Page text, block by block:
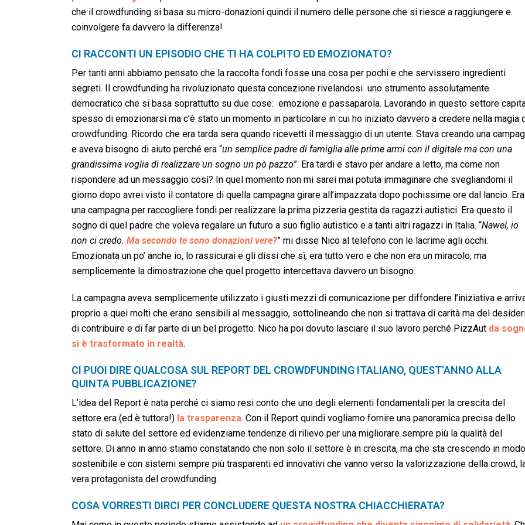
che il crowdfunding si basa su micro-donazioni quindi il numero delle persone che si riesce a raggiungere e
coinvolgere fa davvero la differenza!
CI RACCONTI UN EPISODIO CHE TI HA COLPITO ED EMOZIONATO?
Per tanti anni abbiamo pensato che la raccolta fondi fosse una cosa per pochi e che servissero ingredienti
segreti. Il crowdfunding ha rivoluzionato questa concezione rivelandosi uno strumento assolutamente
democratico che si basa soprattutto su due cose: emozione e passaparola. Lavorando in questo settore
spesso di emozionarsi ma c’è stato un momento in particolare in cui ho iniziato davvero a credere nella magia
crowdfunding. Ricordo che era tarda sera quando ricevetti il messaggio di un utente. Stava creando una
e aveva bisogno di aiuto perché era “un semplice padre di famiglia alle prime armi con il digitale ma con una
grandissima voglia di realizzare un sogno un pò pazzo”. Era tardi e stavo per andare a letto, ma come non
rispondere ad un messaggio così? In quel momento non mi sarei mai potuta immaginare che svegliandomi il
giorno dopo avrei visto il contatore di quella campagna girare all’impazzata dopo pochissime ore dal lancio. Era
una campagna per raccogliere fondi per realizzare la prima pizzeria gestita da ragazzi autistici. Era questo il
sogno di quel padre che voleva regalare un futuro a suo figlio autistico e a tanti altri ragazzi in Italia. “Nawel, io
non ci credo. Ma secondo te sono donazioni vere?” mi disse Nico al telefono con le lacrime agli occhi.
Emozionata un po’ anche io, lo rassicurai e gli dissi che sì, era tutto vero e che non era un miracolo, ma
semplicemente la dimostrazione che quel progetto intercettava davvero un bisogno.
La campagna aveva semplicemente utilizzato i giusti mezzi di comunicazione per diffondere l’iniziativa e
proprio a quei molti che erano sensibili al messaggio, sottolineando che non si trattava di carità ma del
di contribuire e di far parte di un bel progetto. Nico ha poi dovuto lasciare il suo lavoro perché PizzAut da
si è trasformato in realtà.
CI PUOI DIRE QUALCOSA SUL REPORT DEL CROWDFUNDING ITALIANO, QUEST’ANNO ALLA
QUINTA PUBBLICAZIONE?
L’idea del Report è nata perché ci siamo resi conto che uno degli elementi fondamentali per la crescita del
settore era (ed è tuttora!) la trasparenza. Con il Report quindi vogliamo fornire una panoramica precisa dello
stato di salute del settore ed evidenziarne tendenze di rilievo per una migliorare sempre più la qualità del
settore. Di anno in anno stiamo constatando che non solo il settore è in crescita, ma che sta crescendo in modo
sostenibile e con sistemi sempre più trasparenti ed innovativi che vanno verso la valorizzazione della crowd,
vera protagonista del crowdfunding.
COSA VORRESTI DIRCI PER CONCLUDERE QUESTA NOSTRA CHIACCHIERATA?